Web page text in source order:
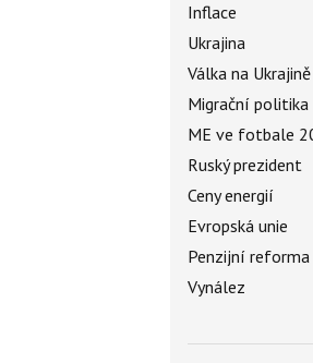
Inflace
Ukrajina
Válka na Ukrajině
Migrační politika
ME ve fotbale
Ruský prezident
Ceny energií
Evropská unie
Penzijní reforma
Vynález